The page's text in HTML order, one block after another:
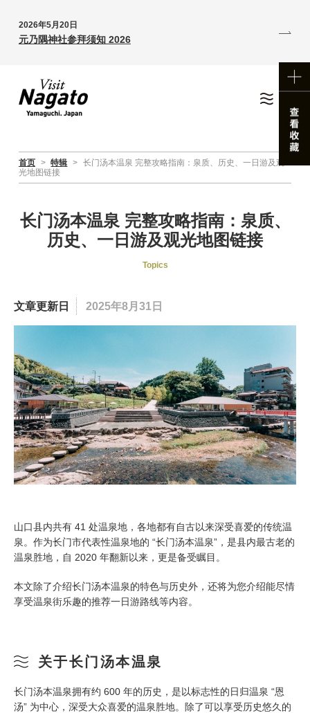
2026年5月20日
元乃隅神社参拜须知 2026
首页 > 特辑 > 长门汤本温泉 完整攻略指南：泉质、历史、一日游及观
光地图链接
长门汤本温泉 完整攻略指南：泉质、
历史、一日游及观光地图链接
Topics
文章更新日 2025年8月31日
山口县内共有 41 处温泉地，各地都有自古以来深受喜爱的传统温
泉。作为长门市代表性温泉地的 “长门汤本温泉”，是县内最古老的
温泉胜地，自 2020 年翻新以来，更是备受瞩目。
本文除了介绍长门汤本温泉的特色与历史外，还将为您介绍能尽情
享受温泉街乐趣的推荐一日游路线等内容。
关于长门汤本温泉
长门汤本温泉拥有约 600 年的历史，是以标志性的日归温泉 “恩
汤” 为中心，深受大众喜爱的温泉胜地。除了可以享受历史悠久的